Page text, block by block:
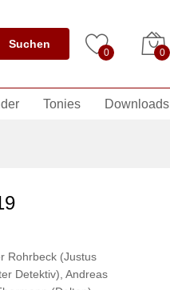
Suchen
0 0
Tonies Downloads
Rohrbeck (Justus
Detektiv) Andreas